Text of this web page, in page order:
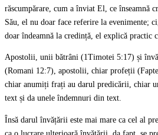
răscumpărare, cum a înviat El, ce înseamnă
Său, el nu doar face referire la evenimente;
doar îndeamnă la credință, el explică practic
Apostolii, unii bătrâni (1Timotei 5:17) și
(Romani 12:7), apostolii, chiar profeții
chiar anumiți frați au darul predicării, chiar
text și da unele îndemnuri din text.
Însă darul învățării este mai mare ca cel al